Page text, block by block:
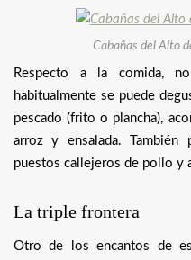
Cabañas del Alto
Respecto a la comida,
habitualmente se puede
pescado (frito o plancha),
arroz y ensalada. También
puestos callejeros de pollo y
La triple frontera
Otro de los encantos de